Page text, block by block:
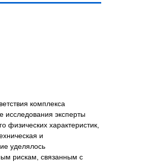
комплексa
исследования эксперты
физических характеристик,
и
уделялось
рискам, связанным с